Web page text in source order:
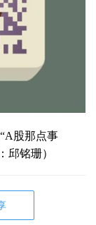
股那点事
邱铭珊）